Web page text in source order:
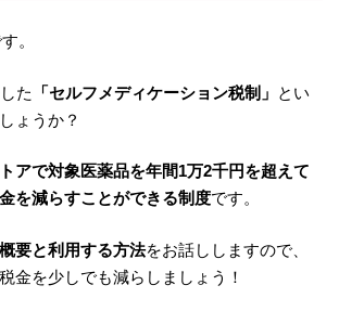
。
た 「セルフメディケーション税制」 とい
ょうか？
アで対象医薬品を年間1万2千円を超えて
を減らすことができる制度です。
要と利用する方法をお話ししますので、
金を少しでも減らしましょう！